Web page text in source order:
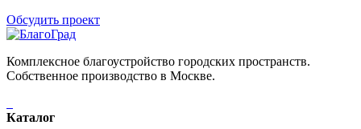
Обсудить проект
Комплексное благоустройство городских пространств.
Собственное производство в Москве.
Каталог